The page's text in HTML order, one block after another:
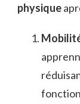
physique